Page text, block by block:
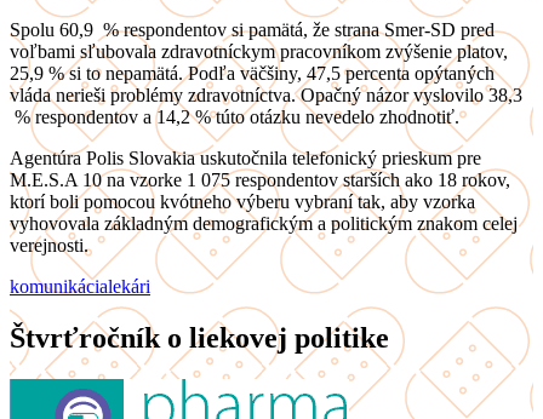
Spolu 60,9 % respondentov si pamätá, že strana Smer-SD pred
voľbami sľubovala zdravotníckym pracovníkom zvýšenie platov,
25,9 % si to nepamätá. Podľa väčšiny, 47,5 percenta opýtaných
vláda nerieši problémy zdravotníctva. Opačný názor vyslovilo 38,3
% respondentov a 14,2 % túto otázku nevedelo zhodnotiť.
Agentúra Polis Slovakia uskutočnila telefonický prieskum pre
M.E.S.A 10 na vzorke 1 075 respondentov starších ako 18 rokov,
ktorí boli pomocou kvótneho výberu vybraní tak, aby vzorka
vyhovovala základným demografickým a politickým znakom celej
verejnosti.
komunikácialekári
Štvrťročník o liekovej politike